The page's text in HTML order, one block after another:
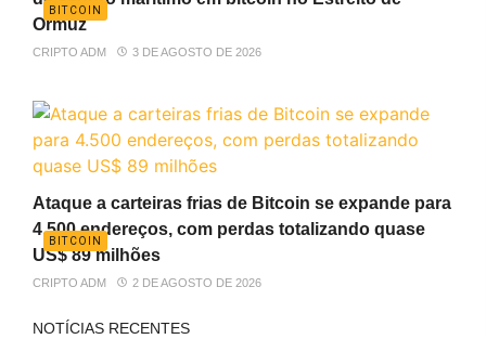
BITCOIN
Ormuz
CRIPTO ADM 3 DE AGOSTO DE 2026
BITCOIN
Ataque a carteiras frias de Bitcoin se expande para
4.500 endereços, com perdas totalizando quase
US$ 89 milhões
CRIPTO ADM 2 DE AGOSTO DE 2026
NOTÍCIAS RECENTES